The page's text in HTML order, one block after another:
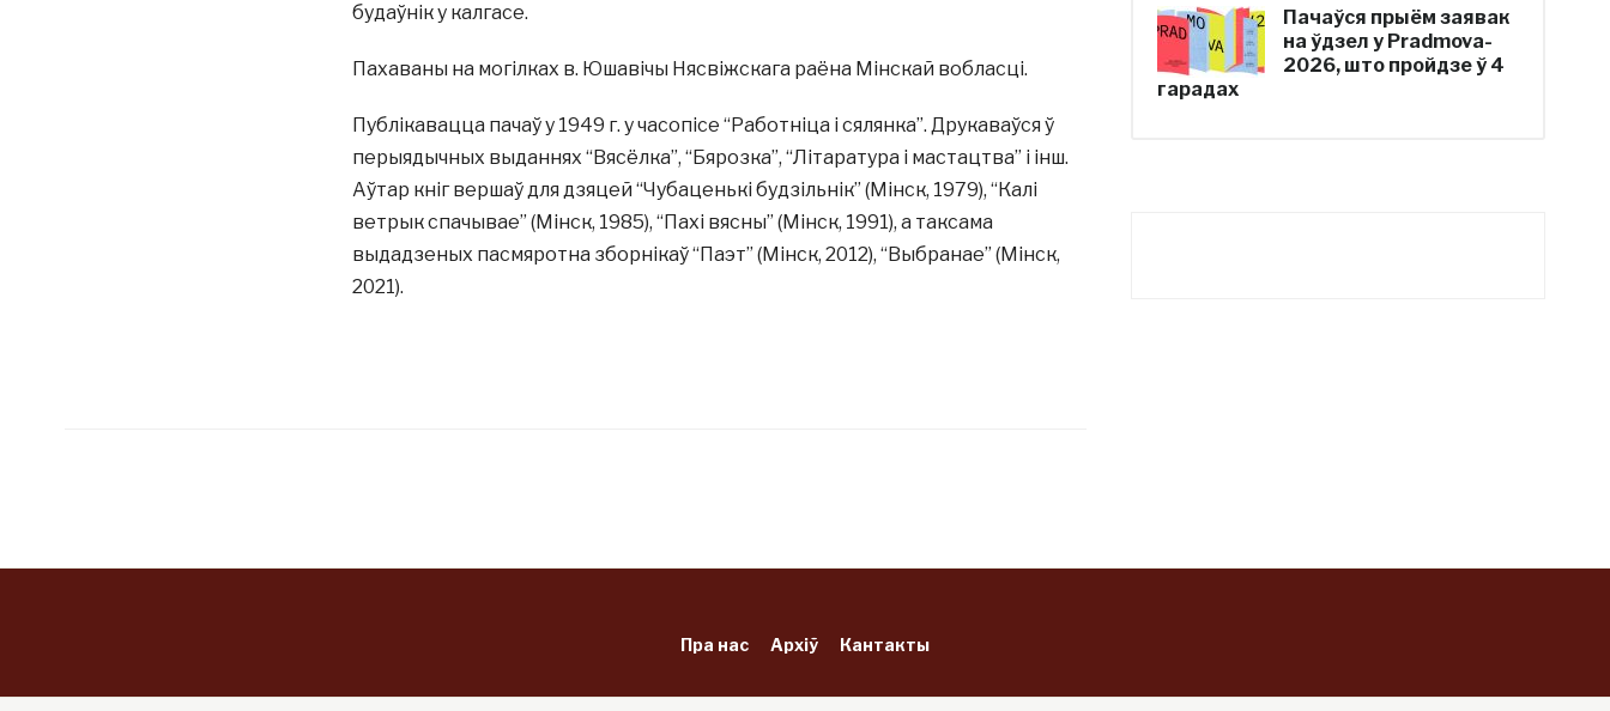
будаўнік у калгасе.
Пахаваны на могілках в. Юшавічы Нясвіжскага раёна Мінскай вобласці.
Публікавацца пачаў у 1949 г. у часопісе “Работніца і сялянка”. Друкаваўся ў
перыядычных выданнях “Вясёлка”, “Бярозка”, “Літаратура і мастацтва” і інш.
Аўтар кніг вершаў для дзяцей “Чубаценькі будзільнік” (Мінск, 1979), “Калі
ветрык спачывае” (Мінск, 1985), “Пахі вясны” (Мінск, 1991), а таксама
выдадзеных пасмяротна зборнікаў “Паэт” (Мінск, 2012), “Выбранае” (Мінск,
2021).
Пачаўся прыём заявак
на ўдзел у Pradmova-
2026, што пройдзе ў 4
гарадах
Пра нас Архіў Кантакты